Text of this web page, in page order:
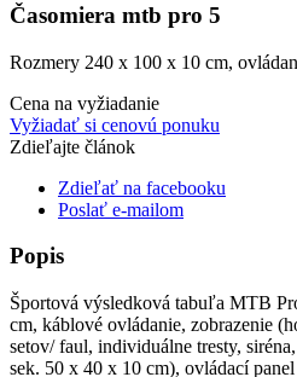
Časomiera mtb pro 5
Rozmery 240 x 100 x 10 cm,
Cena na vyžiadanie
Vyžiadať si cenovú ponuku
Zdieľajte článok
Zdieľať na facebooku
Poslať e-mailom
Popis
Športová výsledková tabuľa MTB
cm, káblové ovládanie, zobrazenie
setov/ faul, individuálne tresty,
sek. 50 x 40 x 10 cm), ovládací